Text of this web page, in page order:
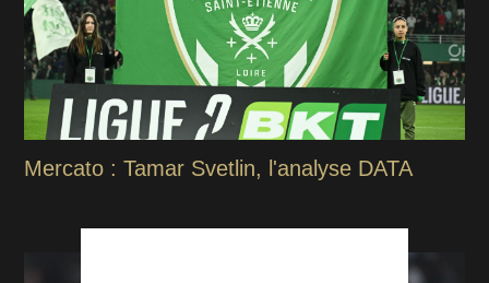
Mercato : Tamar Svetlin, l'analyse DATA